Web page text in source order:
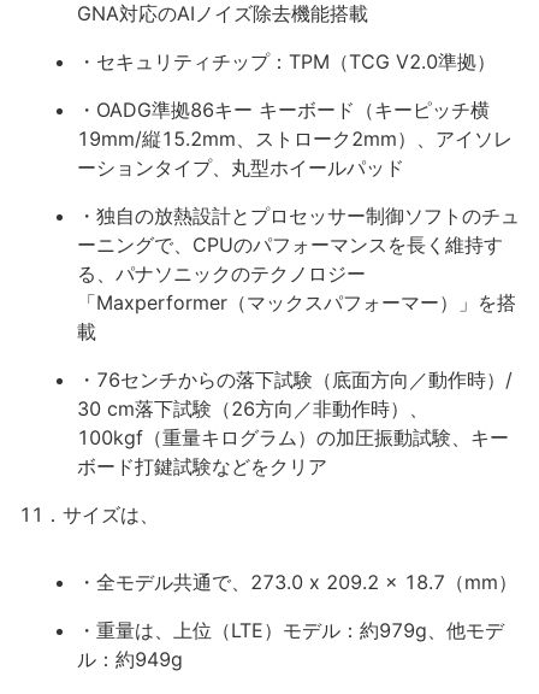
GNA対応のAIノイズ除去機能搭載
・セキュリティチップ：TPM（TCG V2.0準拠）
・OADG準拠86キー キーボード（キーピッチ横
19mm/縦15.2mm、ストローク2mm）、アイソレ
ーションタイプ、丸型ホイールパッド
・独自の放熱設計とプロセッサー制御ソフトのチュ
ーニングで、CPUのパフォーマンスを長く維持す
る、パナソニックのテクノロジー
「Maxperformer（マックスパフォーマー）」を搭
載
・76センチからの落下試験（底面方向／動作時）/
30 cm落下試験（26方向／非動作時）、
100kgf（重量キログラム）の加圧振動試験、キー
ボード打鍵試験などをクリア
11．サイズは、
・全モデル共通で、273.0 x 209.2 x 18.7（mm）
・重量は、上位（LTE）モデル：約979g、他モデ
ル：約949g